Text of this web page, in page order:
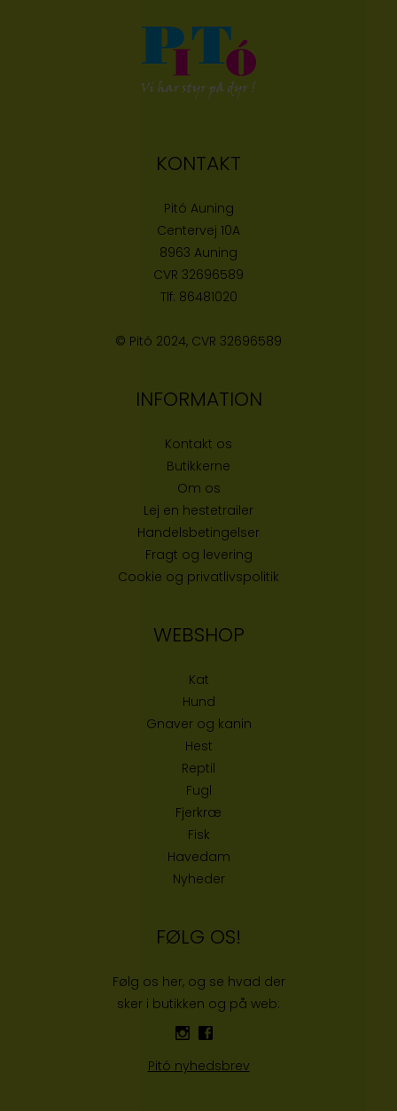
KONTAKT
Pitó Auning
Centervej 10A
8963 Auning
CVR 32696589
Tlf: 86481020
© Pitó 2024, CVR 32696589
INFORMATION
Kontakt os
Butikkerne
Om os
Lej en hestetrailer
Handelsbetingelser
Fragt og levering
Cookie og privatlivspolitik
WEBSHOP
Kat
Hund
Gnaver og kanin
Hest
Reptil
Fugl
Fjerkræ
Fisk
Havedam
Nyheder
FØLG OS!
Følg os her, og se hvad der
sker i butikken og på web:
Pitó nyhedsbrev